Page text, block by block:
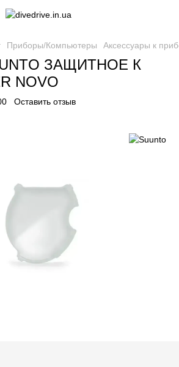
Приборы/Компьютеры Аксессуары к
ЗАЩИТНОЕ К
NOVO
Оставить отзыв